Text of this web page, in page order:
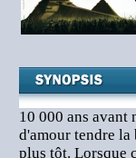
10 000 ans avant
d'amour tendre
plus tôt. Lorsque